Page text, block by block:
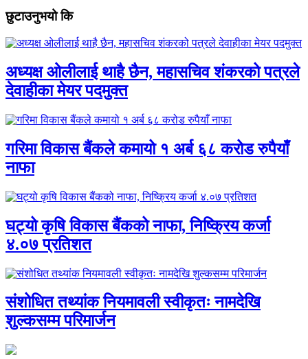
छुटाउनुभयो कि
अध्यक्ष ओलीलाई थाहै छैन, महासचिव शंकरको पत्रले
देवाहीका मेयर पदमुक्त
गरिमा विकास बैंकले कमायो १ अर्ब ६८ करोड रुपैयाँ
नाफा
घट्यो कृषि विकास बैंकको नाफा, निष्क्रिय कर्जा
४.०७ प्रतिशत
संशोधित तथ्यांक नियमावली स्वीकृतः नामदेखि
शुल्कसम्म परिमार्जन